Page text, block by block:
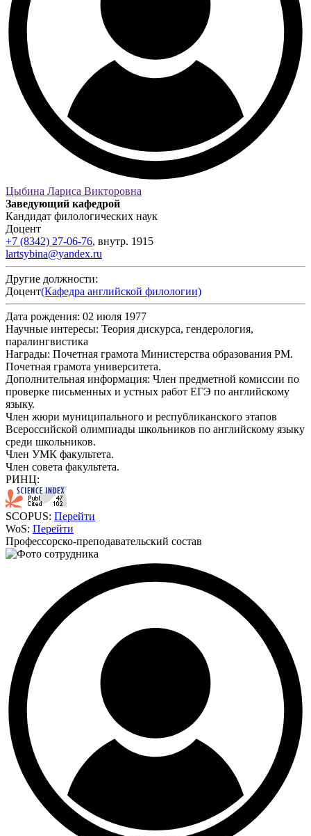
Цыбина Лариса Викторовна
Заведующий кафедрой
Кандидат филологических наук
Доцент
+7 (8342) 27-06-76, внутр. 1915
lartsybina@yandex.ru
Другие должности:
Доцент(Кафедра английской филологии)
Дата рождения: 02 июля 1977
Научные интересы: Теория дискурса, гендерология,
паралингвистика
Награды: Почетная грамота Министерства образования РМ.
Почетная грамота университета.
Дополнительная информация: Член предметной комиссии по
проверке письменных и устных работ ЕГЭ по английскому
языку.
Член жюри муниципального и республиканского этапов
Всероссийской олимпиады школьников по английскому языку
среди школьников.
Член УМК факультета.
Член совета факультета.
РИНЦ:
SCOPUS: Перейти
WoS: Перейти
Профессорско-преподавательский состав